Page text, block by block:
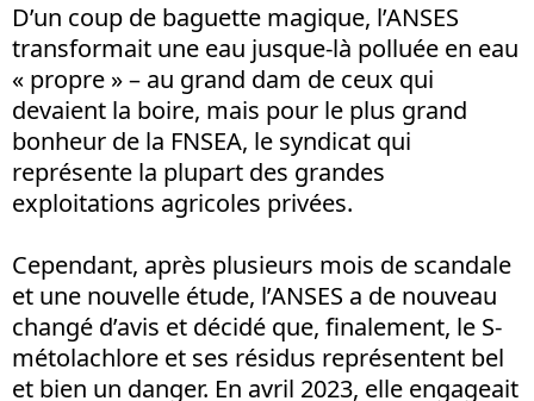
D’un coup de baguette magique, l’ANSES
transformait une eau jusque-là polluée en eau
« propre » – au grand dam de ceux qui
devaient la boire, mais pour le plus grand
bonheur de la FNSEA, le syndicat qui
représente la plupart des grandes
exploitations agricoles privées.
Cependant, après plusieurs mois de scandale
et une nouvelle étude, l’ANSES a de nouveau
changé d’avis et décidé que, finalement, le S-
métolachlore et ses résidus représentent bel
et bien un danger. En avril 2023, elle engageait